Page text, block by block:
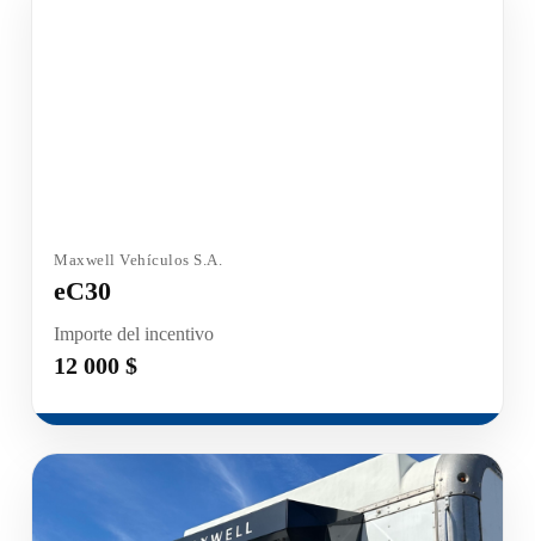
Maxwell Vehículos S.A.
eC30
Importe del incentivo
12 000 $